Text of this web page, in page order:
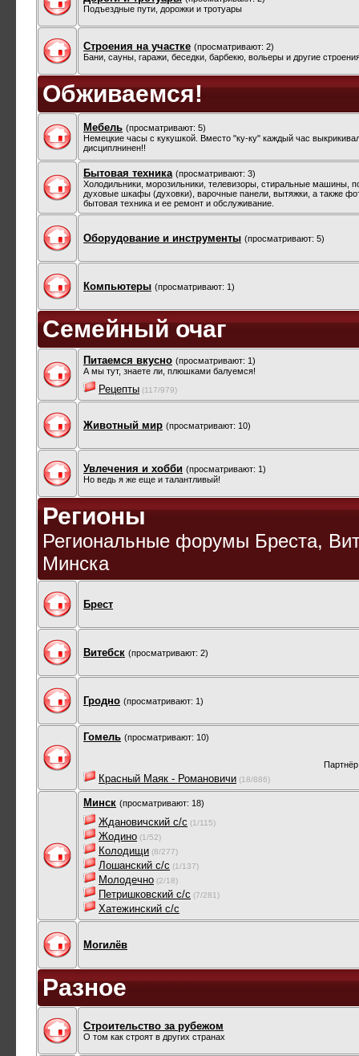
Подъездные пути, дорожки и тротуары
Строения на участке (просматривают: 2)
Бани, сауны, гаражи, беседки, барбекю, вольеры и другие
Обживаемся!
Мебель (просматривают: 5)
Немецкие часы с кукушкой. Вместо "ку-ку" каждый час
дисциплнинен!!
Бытовая техника (просматривают: 3)
Холодильники, морозильники, телевизоры, стиральные машины,
духовые шкафы (духовки), варочные панели, вытяжки, а также
бытовая техника и ее ремонт и обслуживание.
Оборудование и инструменты (просматривают: 5)
Компьютеры (просматривают: 1)
Семейный очаг
Питаемся вкусно (просматривают: 1)
А мы тут, знаете ли, плюшками балуемся!
Рецепты (117/979)
Животный мир (просматривают: 10)
Увлечения и хобби (просматривают: 1)
Но ведь я же еще и талантливый!
Регионы
Региональные форумы Бреста,
Минска
Брест
Витебск (просматривают: 2)
Гродно (просматривают: 1)
Гомель (просматривают: 10)
Красный Маяк - Романовичи (18/886)
Минск (просматривают: 18)
Ждановичский с/с (1/115)
Жодино (1/52)
Колодищи (8/277)
Лошанский с/с (1/137)
Молодечно (2/18)
Петришковский с/с (7/281)
Хатежинский с/с
Могилёв
Разное
Строительство за рубежом
О том как строят в других странах